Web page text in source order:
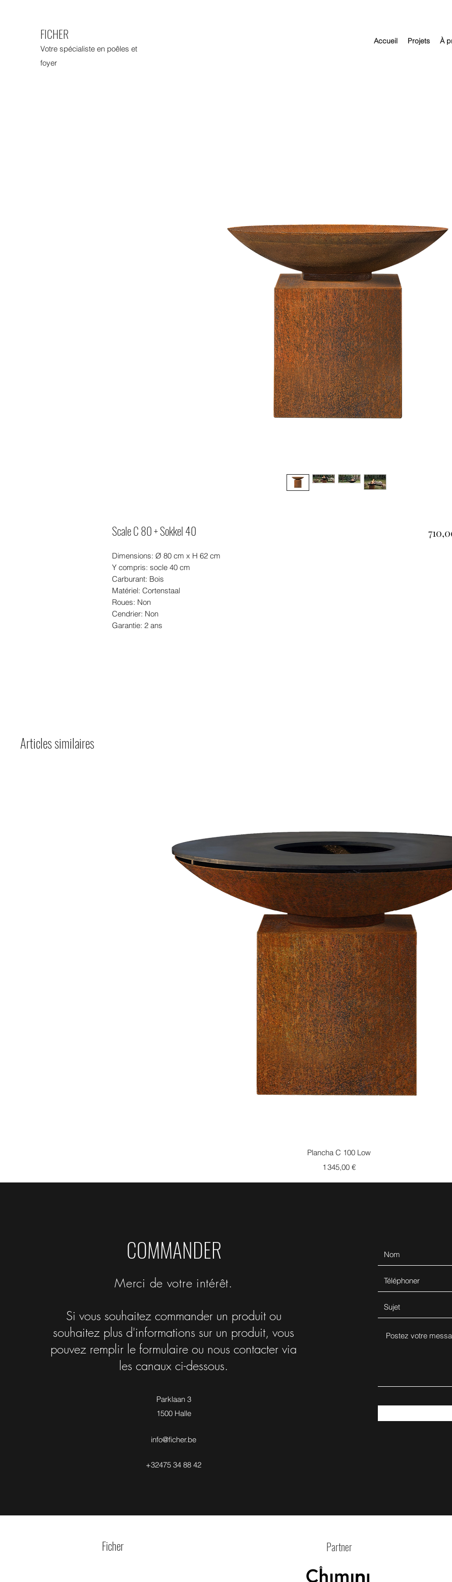
FICHER
Votre spécialiste en poêles et
foyer
Accueil Projets À
Scale C 80 + Sokkel 40
Dimensions: Ø 80 cm x H 62 cm
Y compris: socle 40 cm
Carburant: Bois
Matériel: Cortenstaal
Roues: Non
Cendrier: Non
Garantie: 2 ans
Articles similaires
Aperçu rapide
Plancha C 100 Low
Prix
1 345,00 €
COMMANDER
Merci de votre intérêt.
Si vous souhaitez commander un produit ou
souhaitez plus d'informations sur un produit, vous
pouvez remplir le formulaire ou nous contacter via
les canaux ci-dessous.
Parklaan 3
1500 Halle
info@ficher.be
+32475 34 88 42
Ficher Partner